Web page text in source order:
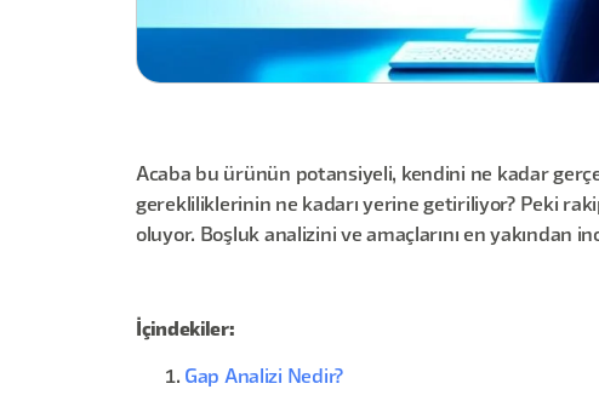
Acaba bu ürünün potansiyeli, kendini ne kadar
gerekliliklerinin ne kadarı yerine getiriliyor? Peki
oluyor. Boşluk analizini ve amaçlarını en yakından
İçindekiler:
Gap Analizi Nedir?